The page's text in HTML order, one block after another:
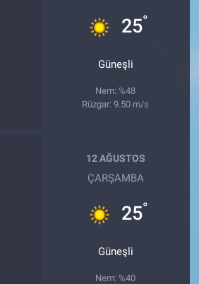
25°
Güneşli
Nem: %48
Rüzgar: 9.50 m/s
12 AĞUSTOS
ÇARŞAMBA
25°
Güneşli
Nem: %40